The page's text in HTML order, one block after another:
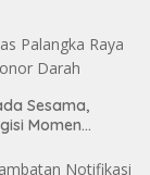
Sesama,
Momen